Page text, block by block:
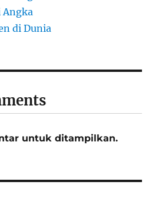
di Dunia
untuk ditampilkan.